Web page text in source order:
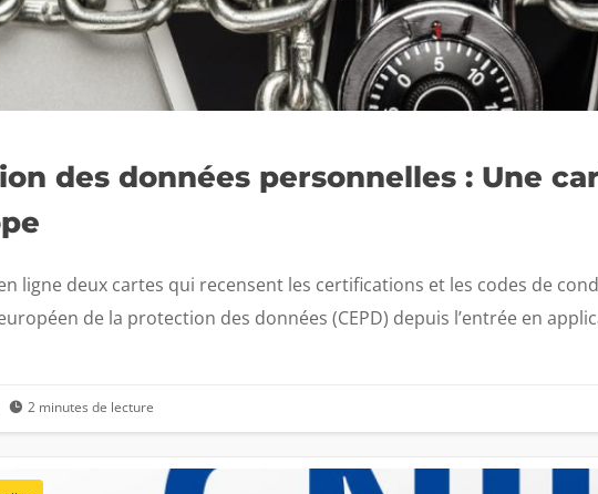
des données personnelles : Une
en ligne deux cartes qui recensent les certifications et les codes de
de la protection des données (CEPD) depuis l’entrée en
 2 minutes de lecture